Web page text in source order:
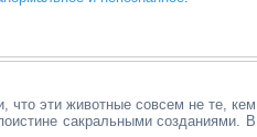
что эти животные совсем не те, кем
сакральными созданиями. В